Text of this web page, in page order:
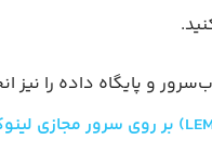
و پایگاه داده را نیز